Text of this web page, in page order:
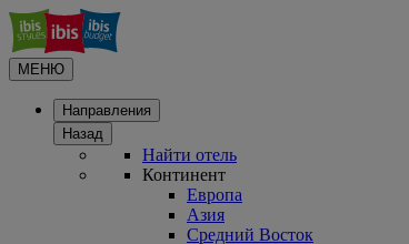
МЕНЮ
Направления
Назад
Найти отель
Континент
Европа
Азия
Средний Восток